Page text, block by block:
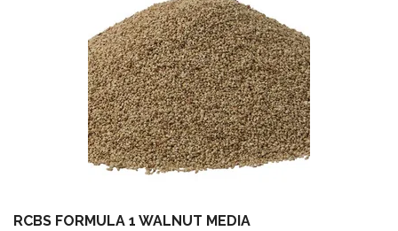
RCBS FORMULA 1 WALNUT MEDIA